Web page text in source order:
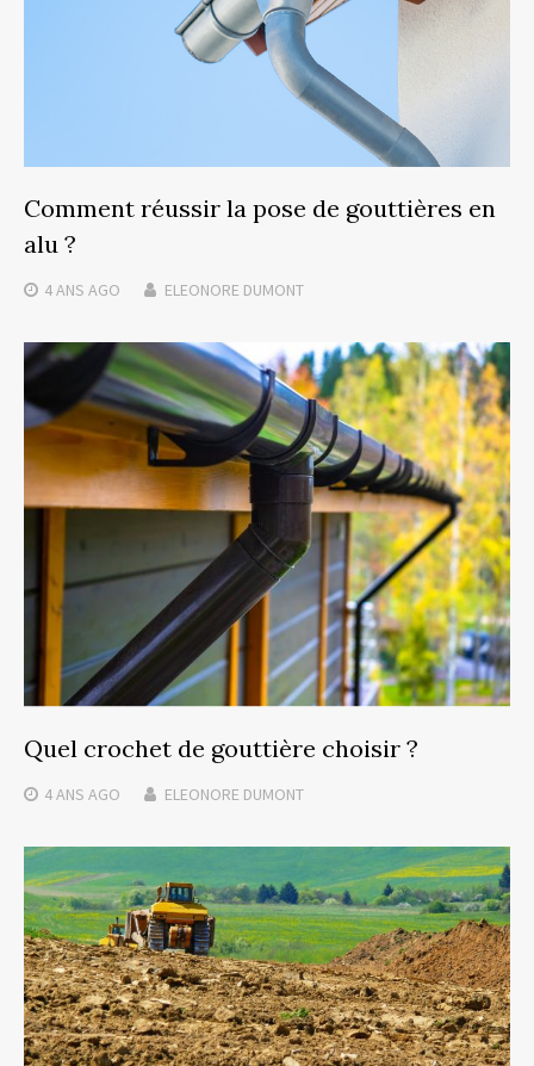
Comment réussir la pose de gouttières en
alu ?
4 ANS AGO ELEONORE DUMONT
Quel crochet de gouttière choisir ?
4 ANS AGO ELEONORE DUMONT